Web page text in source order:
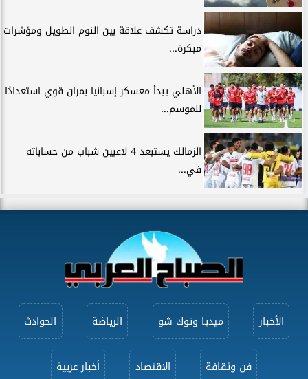
دراسة تكشف علاقة بين النوم الطويل ومؤشرات
مبكرة...
الأهلي يبدأ معسكر إسبانيا بمران قوي استعدادًا
للموسم...
الزمالك يستبعد 4 لاعبين شباب من حساباته
في...
الأخبار ميديا وتوك شو الرياضة الحوادث
فن وثقافة الاقتصاد أخبار عربية